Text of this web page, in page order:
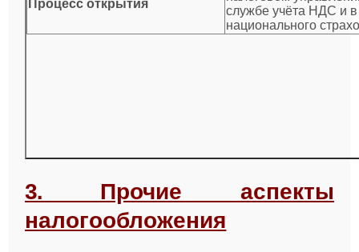
Процесс открытия
службе учёта НДС и
национального
3. Прочие аспекты
налогообложения